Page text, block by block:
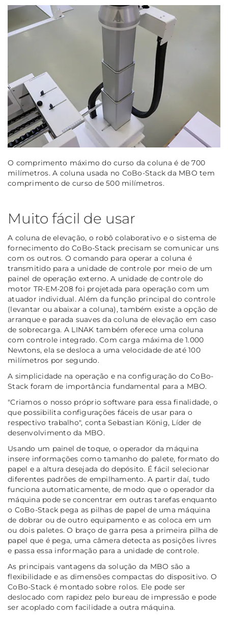
O comprimento máximo do curso da coluna é de 700
milímetros. A coluna usada no CoBo-Stack da MBO tem
comprimento de curso de 500 milímetros.
Muito fácil de usar
A coluna de elevação, o robô colaborativo e o sistema de
fornecimento do CoBo-Stack precisam se comunicar uns
com os outros. O comando para operar a coluna é
transmitido para a unidade de controle por meio de um
painel de operação externo. A unidade de controle do
motor TR-EM-208 foi projetada para operação com um
atuador individual. Além da função principal do controle
(levantar ou abaixar a coluna), também existe a opção de
arranque e parada suaves da coluna de elevação em caso
de sobrecarga. A LINAK também oferece uma coluna
com controle integrado. Com carga máxima de 1.000
Newtons, ela se desloca a uma velocidade de até 100
milímetros por segundo.
A simplicidade na operação e na configuração do CoBo-
Stack foram de importância fundamental para a MBO.
"Criamos o nosso próprio software para essa finalidade, o
que possibilita configurações fáceis de usar para o
respectivo trabalho", conta Sebastian König, Líder de
desenvolvimento da MBO.
Usando um painel de toque, o operador da máquina
insere informações como tamanho do palete, formato do
papel e a altura desejada do depósito. É fácil selecionar
diferentes padrões de empilhamento. A partir daí, tudo
funciona automaticamente, de modo que o operador da
máquina pode se concentrar em outras tarefas enquanto
o CoBo-Stack pega as pilhas de papel de uma máquina
de dobrar ou de outro equipamento e as coloca em um
ou dois paletes. O braço de garra pesa a primeira pilha de
papel que é pega, uma câmera detecta as posições livres
e passa essa informação para a unidade de controle.
As principais vantagens da solução da MBO são a
flexibilidade e as dimensões compactas do dispositivo. O
CoBo-Stack é montado sobre rolos. Ele pode ser
deslocado com rapidez pelo bureau de impressão e pode
ser acoplado com facilidade a outra máquina.